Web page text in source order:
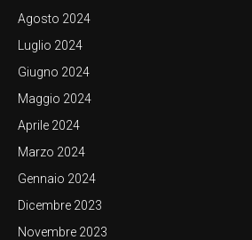
Agosto 2024
Luglio 2024
Giugno 2024
Maggio 2024
Aprile 2024
Marzo 2024
Gennaio 2024
Dicembre 2023
Novembre 2023